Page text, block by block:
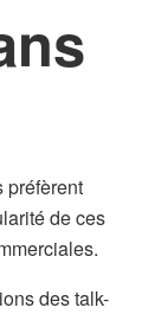
préfèrent
de ces
des talk-